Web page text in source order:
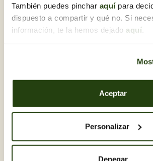
También puedes pinchar aquípara
dispuesto a compartir y qué no. Si
información, te la hemos dejado aquí
Aceptar
Personalizar
Denegar
¿Lo necesitas para regalo?
Te lo preparamos junto a una
dedicatoria.Una vez estés en el proceso
Descubre otras